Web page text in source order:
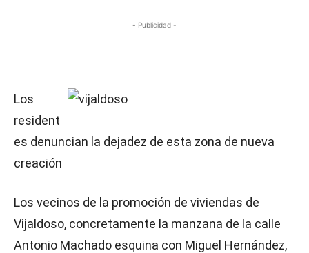
- Publicidad -
Los
resident
es denuncian la dejadez de esta zona de nueva
creación
Los vecinos de la promoción de viviendas de
Vijaldoso, concretamente la manzana de la calle
Antonio Machado esquina con Miguel Hernández,